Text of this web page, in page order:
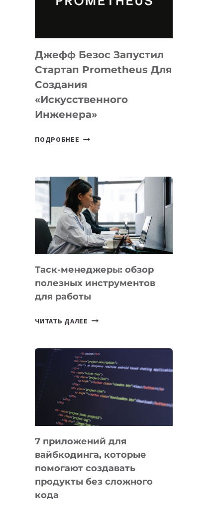
ДЛЯ
И
LINUX
Джефф Безос Запустил
Стартап Prometheus Для
Создания
«искусственного
Инженера»
ПОДРОБНЕЕ ДЖЕФФ
PROMETHEUS
ДЛЯ
СОЗДАНИЯ
«ИСКУССТВЕННОГО
ИНЖЕНЕРА»
Таск-менеджеры: обзор
полезных инструментов
для работы
ЧИТАТЬ ДАЛЕЕ ТАСК-
ПОЛЕЗНЫХ
ИНСТРУМЕНТОВ
ДЛЯ
РАБОТЫ
7 приложений для
вайбкодинга, которые
помогают создавать
продукты без сложного
кода